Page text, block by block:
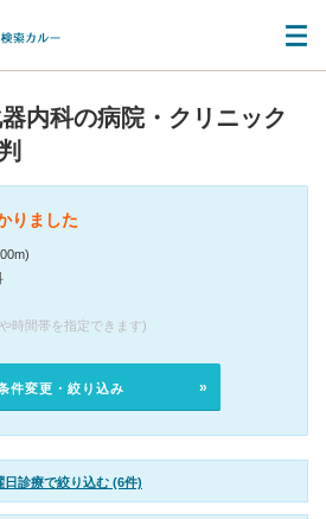
内科の病院・クリニック
りました
時間帯を指定できます)
件変更・絞り込み
日診療で絞り込む (6件)